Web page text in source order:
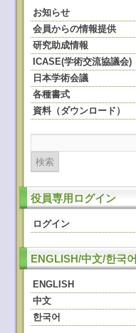
お知らせ
会員からの情報提供
研究助成情報
ICASE(学術交流協議会)
日本学術会議
各種書式
資料（ダウンロード）
役員専用ログイン
ログイン
ENGLISH/中文/한국어
ENGLISH
中文
한국어